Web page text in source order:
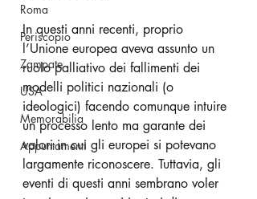
Roma
Periscopio
Zampate
USA
Memorabilia
Appuntamenti
In questi anni recenti, proprio
l’Unione europea aveva assunto un
ruolo palliativo dei fallimenti dei
modelli politici nazionali (o
ideologici) facendo comunque intuire
un processo lento ma garante dei
valori in cui gli europei si potevano
largamente riconoscere. Tuttavia, gli
eventi di questi anni sembrano voler